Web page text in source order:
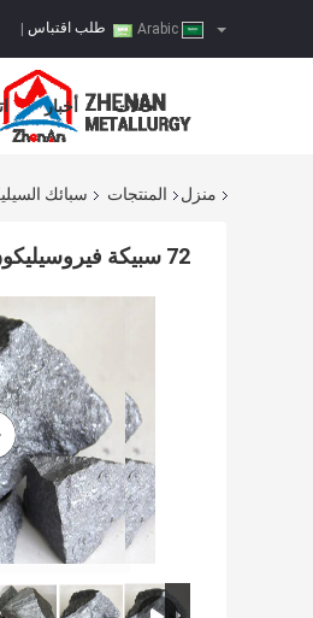
طلب اقتباس
أخبار حالات
منزل المنتجات سبائك
72 سبيكة فيروسيليكون لحبيبات صناعة الصلب من 10 مم إلى 100 مم